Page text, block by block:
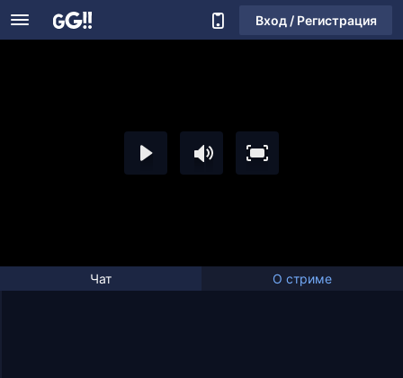
Вход / Регистрация
Чат О стриме